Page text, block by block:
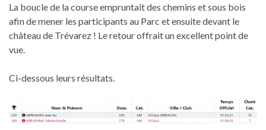
La boucle de la course empruntait des chemins et sous bois
afin de mener les participants au Parc et ensuite devant le
château de Trévarez ! Le retour offrait un excellent point de
vue.
Ci-dessous leurs résultats.